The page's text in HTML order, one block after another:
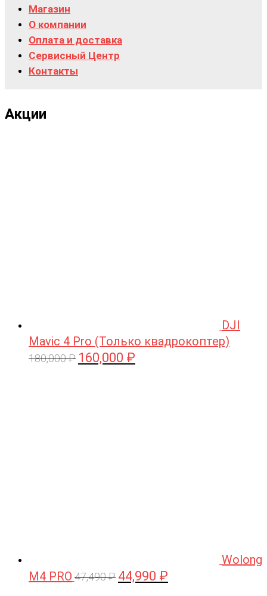
Магазин
О компании
Оплата и доставка
Сервисный Центр
Контакты
Акции
DJI
Mavic 4 Pro (Только квадрокоптер)
180,000₽ Первоначальная
160,000 ₽
Wolong
M4 PRO 47,490₽ Первоначальная
44,990 ₽